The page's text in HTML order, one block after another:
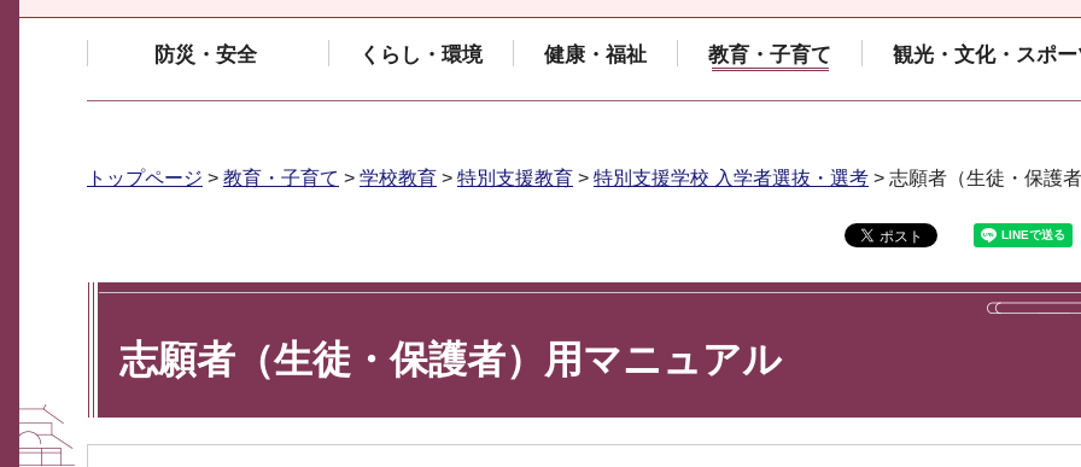
防災・安全 くらし・環境 健康・福祉 教育・子育て 観光・文化・スポー
トップページ > 教育・子育て > 学校教育 > 特別支援教育 > 特別支援学校 入学者選抜・選考 > 志願者（生徒・保護
志願者（生徒・保護者）用マニュアル